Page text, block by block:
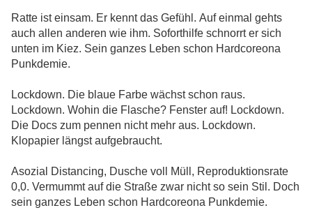
Ratte ist einsam. Er kennt das Gefühl. Auf einmal gehts
auch allen anderen wie ihm. Soforthilfe schnorrt er sich
unten im Kiez. Sein ganzes Leben schon Hardcoreona
Punkdemie.
Lockdown. Die blaue Farbe wächst schon raus.
Lockdown. Wohin die Flasche? Fenster auf! Lockdown.
Die Docs zum pennen nicht mehr aus. Lockdown.
Klopapier längst aufgebraucht.
Asozial Distancing, Dusche voll Müll, Reproduktionsrate
0,0. Vermummt auf die Straße zwar nicht so sein Stil. Doch
sein ganzes Leben schon Hardcoreona Punkdemie.